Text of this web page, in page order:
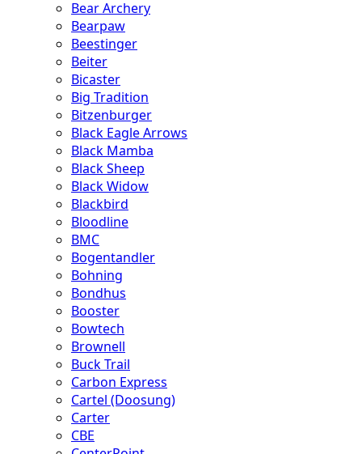
Bear Archery
Bearpaw
Beestinger
Beiter
Bicaster
Big Tradition
Bitzenburger
Black Eagle Arrows
Black Mamba
Black Sheep
Black Widow
Blackbird
Bloodline
BMC
Bogentandler
Bohning
Bondhus
Booster
Bowtech
Brownell
Buck Trail
Carbon Express
Cartel (Doosung)
Carter
CBE